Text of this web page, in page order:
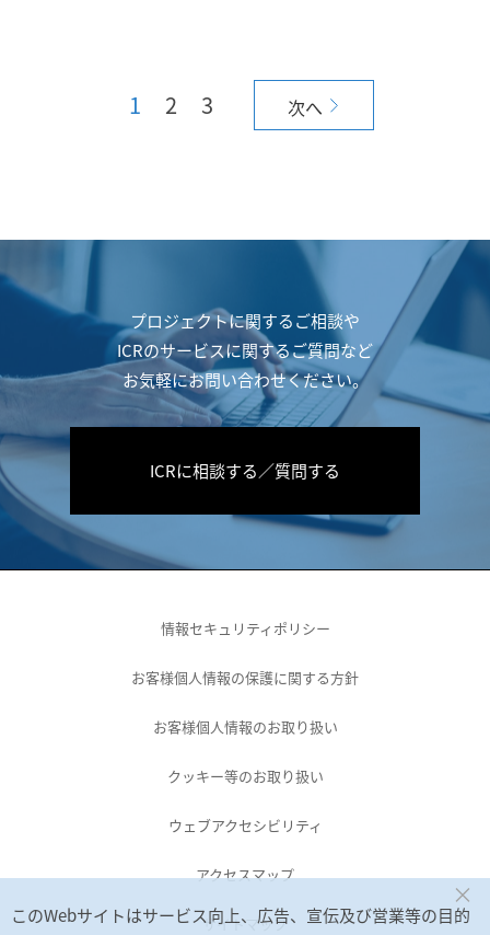
1 2 3 次へ
プロジェクトに関するご相談や
ICRのサービスに関するご質問など
お気軽にお問い合わせください。
ICRに相談する／質問する
情報セキュリティポリシー
お客様個人情報の保護に関する方針
お客様個人情報のお取り扱い
クッキー等のお取り扱い
ウェブアクセシビリティ
アクセスマップ
サイトマップ
このWebサイトはサービス向上、広告、宣伝及び営業等の目的
×